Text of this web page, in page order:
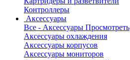
Контроллеры
Аксессуары
Все - Аксессуары Просмотреть
Аксессуары охлаждения
Аксессуары корпусов
Аксессуары мониторов